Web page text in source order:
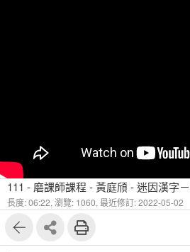
長度: 06:22, 瀏覽: 1060, 最近修訂: 2022-05-02